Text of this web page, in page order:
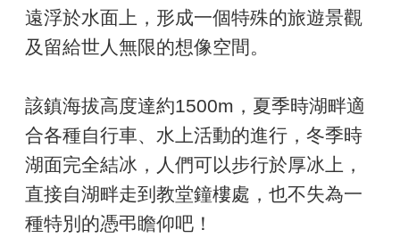
遠浮於水面上，形成一個特殊的旅遊景觀
及留給世人無限的想像空間。
該鎮海拔高度達約1500m，夏季時湖畔適
合各種自行車、水上活動的進行，冬季時
湖面完全結冰，人們可以步行於厚冰上，
直接自湖畔走到教堂鐘樓處，也不失為一
種特別的憑弔瞻仰吧！